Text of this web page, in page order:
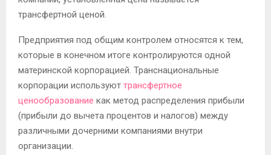
трансфертной ценой.
Предприятия под общим контролем относятся к тем,
которые в конечном итоге контролируются одной
материнской корпорацией. Транснациональные
корпорации используют трансфертное
ценообразование как метод распределения прибыли
(прибыли до вычета процентов и налогов) между
различными дочерними компаниями внутри
организации.